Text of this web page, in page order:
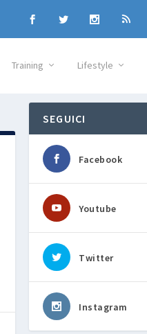
Training Lifestyle
SEGUICI
Facebook
Youtube
Twitter
Instagram